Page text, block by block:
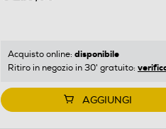
Acquisto online: disponibile
Ritiro in negozio in 30' gratuito:
AGGIUNGI